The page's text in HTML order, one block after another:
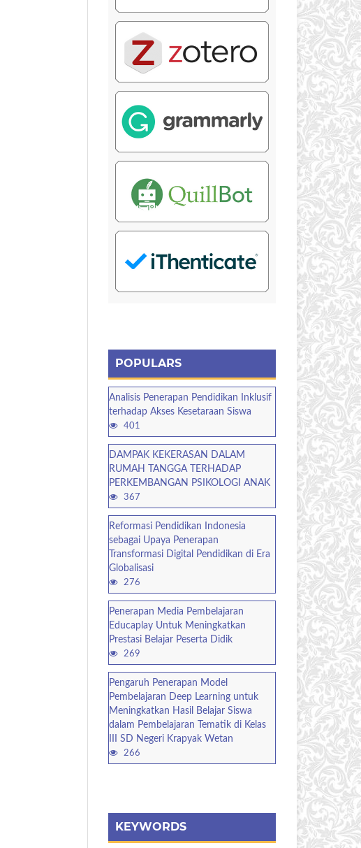
POPULARS
Analisis Penerapan Pendidikan Inklusif
terhadap Akses Kesetaraan Siswa
401
DAMPAK KEKERASAN DALAM
RUMAH TANGGA TERHADAP
PERKEMBANGAN PSIKOLOGI ANAK
367
Reformasi Pendidikan Indonesia
sebagai Upaya Penerapan
Transformasi Digital Pendidikan di Era
Globalisasi
276
Penerapan Media Pembelajaran
Educaplay Untuk Meningkatkan
Prestasi Belajar Peserta Didik
269
Pengaruh Penerapan Model
Pembelajaran Deep Learning untuk
Meningkatkan Hasil Belajar Siswa
dalam Pembelajaran Tematik di Kelas
III SD Negeri Krapyak Wetan
266
KEYWORDS